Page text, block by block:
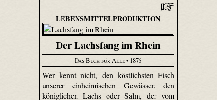
LEBENSMITTELPRODUKTION
Der Lachsfang im Rhein
Das Buch für Alle• 1876
Wer kennt nicht, den köstlichsten Fisch
unserer einheimischen Gewässer, den
königlichen Lachs oder Salm, der vom